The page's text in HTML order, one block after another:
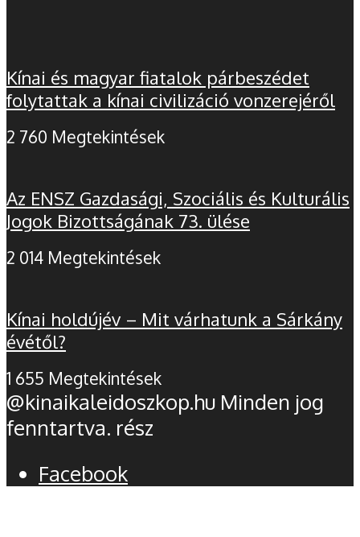
Kínai és magyar fiatalok párbeszédet
folytattak a kínai civilizáció vonzerejéről
2 760 Megtekintések
Az ENSZ Gazdasági, Szociális és Kulturális
Jogok Bizottságának 73. ülése
2 014 Megtekintések
Kínai holdújév – Mit várhatunk a Sárkány
évétől?
1 655 Megtekintések
@kinaikaleidoszkop.hu Minden jog
fenntartva. rész
Facebook